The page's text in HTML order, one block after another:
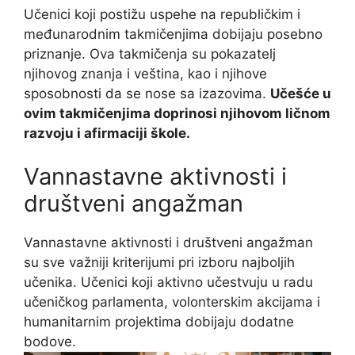
Učenici koji postižu uspehe na republičkim i
međunarodnim takmičenjima dobijaju posebno
priznanje. Ova takmičenja su pokazatelj
njihovog znanja i veština, kao i njihove
sposobnosti da se nose sa izazovima. Učešće u
ovim takmičenjima doprinosi njihovom ličnom
razvoju i afirmaciji škole.
Vannastavne aktivnosti i
društveni angažman
Vannastavne aktivnosti i društveni angažman
su sve važniji kriterijumi pri izboru najboljih
učenika. Učenici koji aktivno učestvuju u radu
učeničkog parlamenta, volonterskim akcijama i
humanitarnim projektima dobijaju dodatne
bodove.